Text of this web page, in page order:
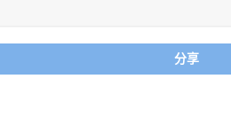
间空着的设计很容易配置装饰品
分享